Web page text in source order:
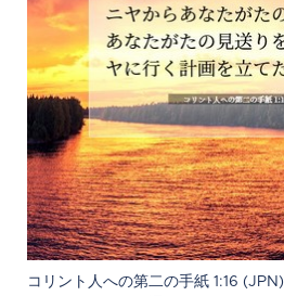
コリント人への第二の手紙 1:16 (JPN)